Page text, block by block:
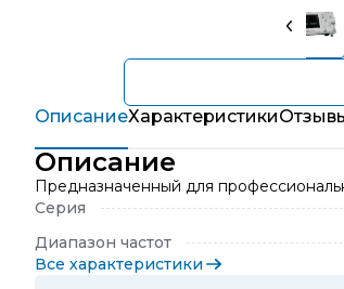
ОписаниеХарактеристики
Описание
Предназначенный для
Серия
Диапазон частот
Все характеристики